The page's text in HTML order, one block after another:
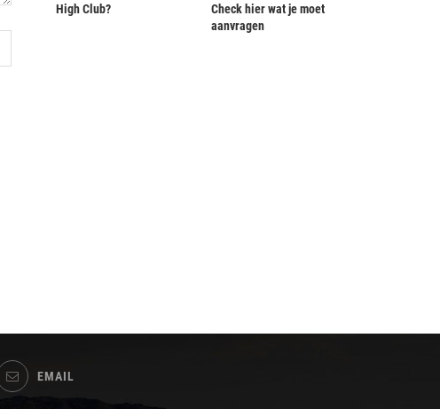
High Club?
Check hier wat je moet
aanvragen
EMAIL